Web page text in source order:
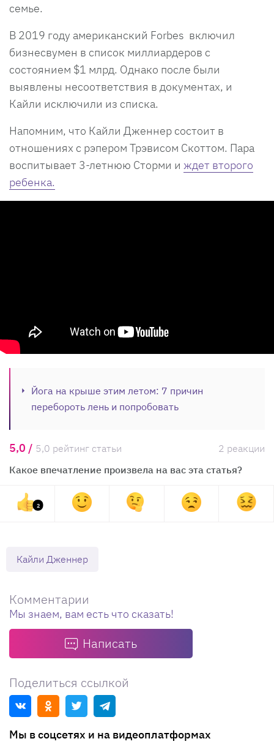
семье.
В 2019 году американский Forbes включил
бизнесвумен в список миллиардеров с
состоянием $1 млрд. Однако после были
выявлены несоответствия в документах, и
Кайли исключили из списка.
Напомним, что Кайли Дженнер состоит в
отношениях с рэпером Трэвисом Скоттом. Пара
воспитывает 3-летнюю Сторми и ждет второго
ребенка.
Йога на крыше этим летом: 7 причин
перебороть лень и попробовать
5,0 / 5,0 рейтинг статьи
2 реакции
Какое впечатление произвела на вас эта статья?
2
Кайли Дженнер
Комментарии
Мы знаем, вам есть что сказать!
Написать
Поделиться ссылкой
Мы в соцсетях и на видеоплатформах